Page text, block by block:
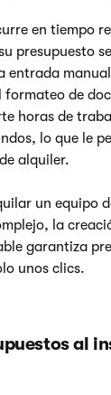
en tiempo
presupuesto
entrada
de
horas de
lo que le
alquiler.
un equipo
la
garantiza
unos clics.
al